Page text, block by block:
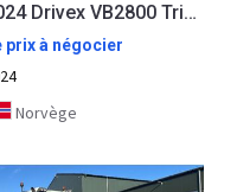
2024 Drivex VB2800 Trima+ parallelogram
prix à négocier
Norvège